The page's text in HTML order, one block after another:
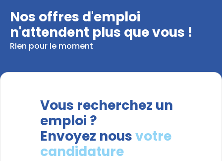
Nos offres d'emploi
n'attendent plus que vous !
Rien pour le moment
Vous recherchez un
emploi ?
Envoyez nousvotre
candidature